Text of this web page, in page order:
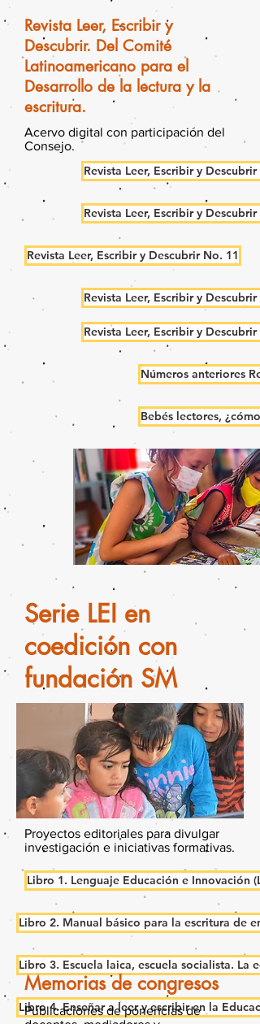
Revista Leer, Escribir y
Descubrir. Del Comité
Latinoamericano para el
Desarrollo de la lectura y la
escritura.
Acervo digital con participación del
Consejo.
Revista Leer, Escribir y Descubrir
Revista Leer, Escribir y Descubrir
Revista Leer, Escribir y Descubrir No. 11
Revista Leer, Escribir y Descubrir
Revista Leer, Escribir y Descubrir
Números anteriores
Bebés lectores,
Serie LEI en
coedición con
fundación SM
Proyectos editoriales para divulgar
investigación e iniciativas formativas.
Libro 1. Lenguaje Educación e Innovación
Libro 2. Manual básico para la escritura de
Libro 3. Escuela laica, escuela socialista. La
Libro 4. Enseñar a leer y escribir en la
Memorias de congresos
Publicaciones de ponencias de